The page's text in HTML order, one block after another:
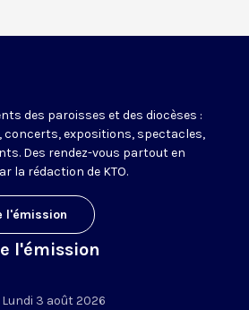
des paroisses et des diocèses :
concerts, expositions, spectacles,
Des rendez-vous partout en
la rédaction de KTO.
l'émission
l'émission
Lundi 3 août 2026